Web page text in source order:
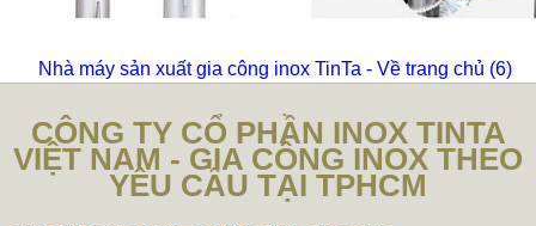
Nhà máy sản xuất gia công inox TinTa - Về trang chủ (5)
CÔNG TY CỔ PHẦN INOX TINTA
VIỆT NAM - GIA CÔNG INOX THEO
YÊU CẦU TẠI TPHCM